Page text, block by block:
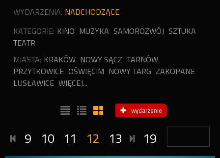
WYDARZENIA: NADCHODZĄCE
KATEGORIE: KINO MUZYKA SAMOROZWÓJ SZTUKA
TEATR
MIASTA: KRAKÓW NOWY SĄCZ TARNÓW
PRZYTKOWICE OŚWIĘCIM NOWY TARG ZAKOPANE
LUSŁAWICE WIĘCEJ...
wydarzenie
9 10 11 12 13 19